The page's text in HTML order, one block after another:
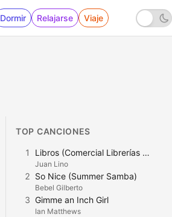
Dormir Relajarse Viaje
TOP CANCIONES
1 Libros (Comercial Librerías Gandhi)
Juan Lino
2 So Nice (Summer Samba)
Bebel Gilberto
3 Gimme an Inch Girl
Ian Matthews